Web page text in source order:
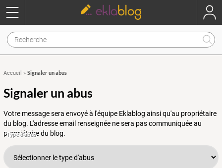
Accueil » Signaler un abus
Signaler un abus
Votre message sera envoyé à l'équipe Eklablog ainsi qu'au propriétaire
du blog. L'adresse email renseignée ne sera pas communiquée au
propriétaire du blog.